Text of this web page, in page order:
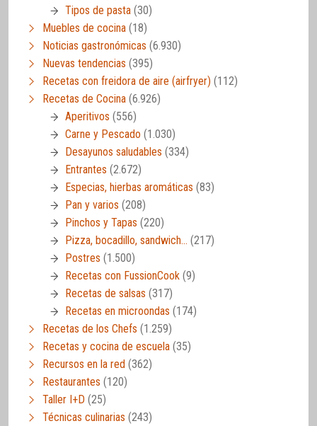
Tipos de pasta (30)
Muebles de cocina (18)
Noticias gastronómicas (6.930)
Nuevas tendencias (395)
Recetas con freidora de aire (airfryer) (112)
Recetas de Cocina (6.926)
Aperitivos (556)
Carne y Pescado (1.030)
Desayunos saludables (334)
Entrantes (2.672)
Especias, hierbas aromáticas (83)
Pan y varios (208)
Pinchos y Tapas (220)
Pizza, bocadillo, sandwich… (217)
Postres (1.500)
Recetas con FussionCook (9)
Recetas de salsas (317)
Recetas en microondas (174)
Recetas de los Chefs (1.259)
Recetas y cocina de escuela (35)
Recursos en la red (362)
Restaurantes (120)
Taller I+D (25)
Técnicas culinarias (243)